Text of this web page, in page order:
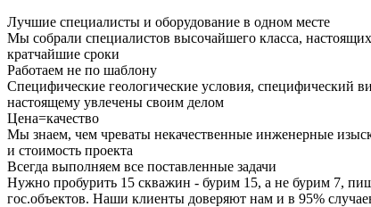
Лучшие специалисты и оборудование в одном месте
Мы собрали специалистов высочайшего класса,
кратчайшие сроки
Работаем не по шаблону
Специфические геологические условия, специфический
настоящему увлечены своим делом
Цена=качество
Мы знаем, чем чреваты некачественные инженерные
и стоимость проекта
Всегда выполняем все поставленные задачи
Нужно пробурить 15 скважин - бурим 15, а не бурим 7,
гос.объектов. Наши клиенты доверяют нам и в 95%